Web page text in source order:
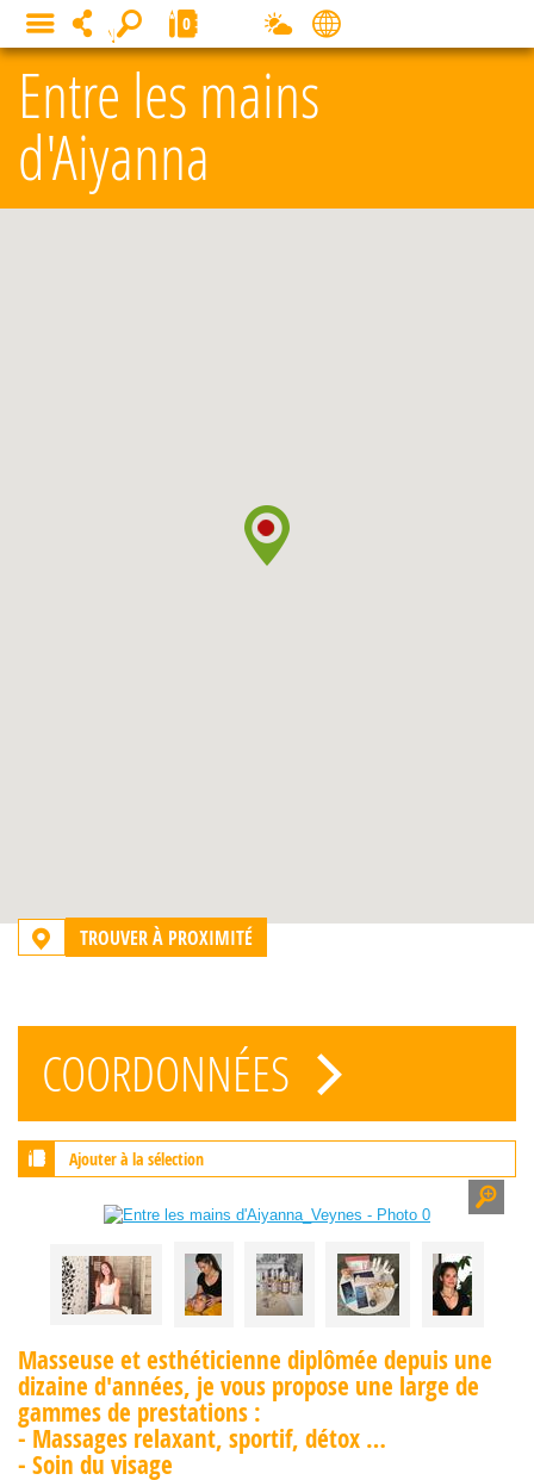
Entre les mains
d'Aiyanna
TROUVER À PROXIMITÉ
COORDONNÉES
Ajouter à la sélection
Masseuse et esthéticienne diplômée depuis une
dizaine d'années, je vous propose une large de
gammes de prestations :
- Massages relaxant, sportif, détox …
- Soin du visage
MENU 0
Cookies management panel